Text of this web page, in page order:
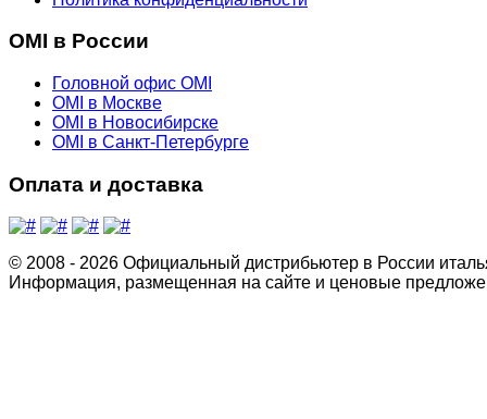
OMI в России
Головной офис OMI
OMI в Москве
OMI в Новосибирске
OMI в Санкт-Петербурге
Оплата и доставка
© 2008 - 2026 Официальный дистрибьютер в России
Информация, размещенная на сайте и ценовые